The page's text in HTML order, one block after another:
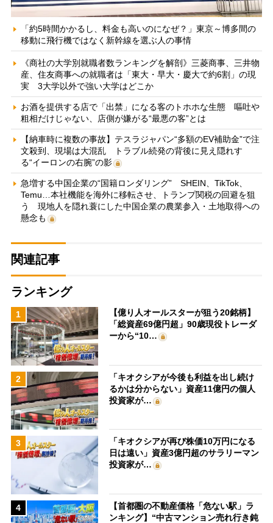
「約5時間かかるし、料金も高いのになぜ？」東京～博多間の
移動に飛行機ではなく新幹線を選ぶ人の事情
《商社の大学別就職者数ランキングを解剖》三菱商事、三井物
産、住友商事への就職者は「東大・早大・慶大で約6割」の現
実 3大学以外で強い大学はどこか
お酒を提供する店で「出禁」になる客のトホホな生態 嘔吐や
粗相だけじゃない、店側が嫌がる“最悪の客”とは
【納車時に複数の事故】テスラジャパン“多額のEV補助金”で注
文殺到、現場は大混乱 トラブル続発の背後に見え隠れす
る“イーロンの右腕”の影
急増する中国企業の“国籍ロンダリング” SHEIN、TikTok、
Temu…本社機能を海外に移転させ、トランプ関税の回避を狙
う 現地人を隠れ蓑にした中国企業の農業参入・土地取得への
懸念も
関連記事
ランキング
1
【億り人オールスターが狙う20銘柄】
「総資産69億円超」90歳現役トレーダ
ーから“10…
2
「キオクシアが今後も利益を出し続け
るかは分からない」資産11億円の個人
投資家が…
3
「キオクシアが再び株価10万円になる
日は遠い」資産3億円超のサラリーマン
投資家が…
4
【首都圏の不動産価格「危ない駅」ラ
ンキング】“中古マンション売れ行き鈍